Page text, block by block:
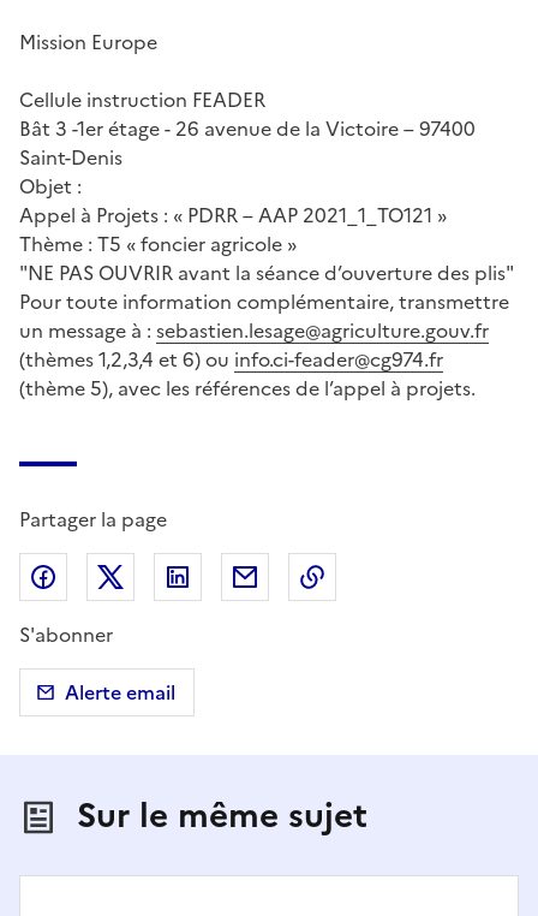
Mission Europe
Cellule instruction FEADER
Bât 3 -1er étage - 26 avenue de la Victoire – 97400
Saint-Denis
Objet :
Appel à Projets : « PDRR – AAP 2021_1_TO121 »
Thème : T5 « foncier agricole »
"NE PAS OUVRIR avant la séance d’ouverture des plis"
Pour toute information complémentaire, transmettre
un message à : sebastien.lesage@agriculture.gouv.fr
(thèmes 1,2,3,4 et 6) ou info.ci-feader@cg974.fr
(thème 5), avec les références de l’appel à projets.
Partager la page
Partager sur Facebook
Partager sur X (anciennement Twitter)
Partager sur LinkedIn
Partager par email
S'abonner
Alerte email
Sur le même sujet